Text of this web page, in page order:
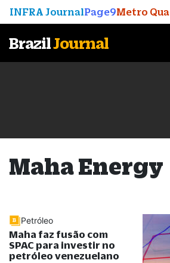
INFRA JournalPage9Metro
BrazilJournal
Maha Energy
Petróleo
Maha faz fusão com
SPAC para investir no
petróleo venezuelano